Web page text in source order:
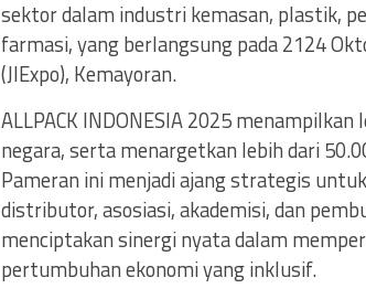
sektor dalam industri kemasan, plastik,
farmasi, yang berlangsung pada 2124
(JIExpo), Kemayoran.
ALLPACK INDONESIA 2025
negara, serta menargetkan lebih dari
Pameran ini menjadi ajang strategis
distributor, asosiasi, akademisi, dan
menciptakan sinergi nyata dalam
pertumbuhan ekonomi yang inklusif.